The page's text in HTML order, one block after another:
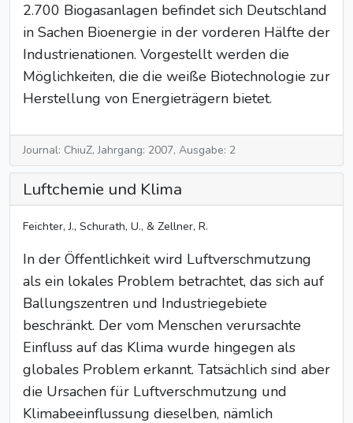
2.700 Biogasanlagen befindet sich Deutschland
in Sachen Bioenergie in der vorderen Hälfte der
Industrienationen. Vorgestellt werden die
Möglichkeiten, die die weiße Biotechnologie zur
Herstellung von Energieträgern bietet.
Journal: ChiuZ, Jahrgang: 2007, Ausgabe: 2
Luftchemie und Klima
Feichter, J., Schurath, U., & Zellner, R.
In der Öffentlichkeit wird Luftverschmutzung
als ein lokales Problem betrachtet, das sich auf
Ballungszentren und Industriegebiete
beschränkt. Der vom Menschen verursachte
Einfluss auf das Klima wurde hingegen als
globales Problem erkannt. Tatsächlich sind aber
die Ursachen für Luftverschmutzung und
Klimabeeinflussung dieselben, nämlich